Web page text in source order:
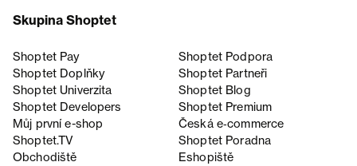
Skupina Shoptet
Shoptet Pay
Shoptet Podpora
Shoptet Doplňky
Shoptet Partneři
Shoptet Univerzita
Shoptet Blog
Shoptet Developers
Shoptet Premium
Můj první e-shop
Česká e‑commerce
Shoptet.TV
Shoptet Poradna
Obchodiště
Eshopiště